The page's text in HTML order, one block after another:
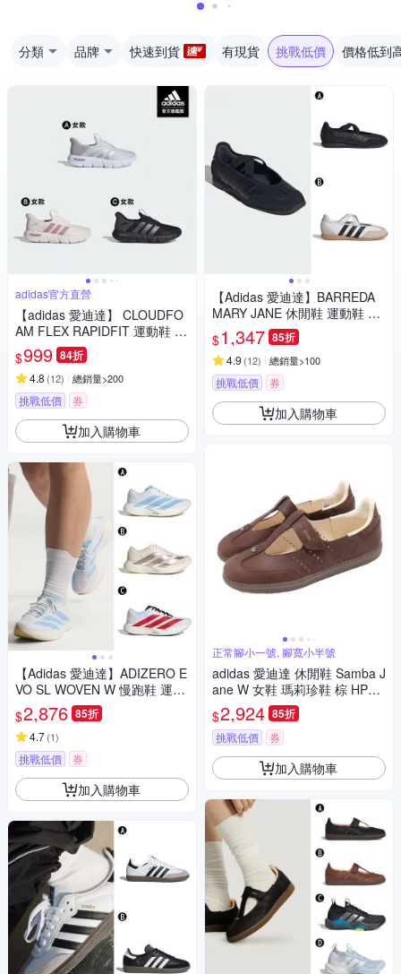
分類 品牌 快速到貨 有現貨 挑戰低價 價格低到
adidas官方直營
【adidas 愛迪達】 CLOUDFO
AM FLEX RAPIDFIT 運動鞋 男
鞋/女鞋 (多款任選)
$999 84折
4.8 (12) 總銷量>200
挑戰低價 券
加入購物車
【Adidas 愛迪達】ADIZERO E
VO SL WOVEN W 慢跑鞋 運動
鞋 男女 A-JQ4526 B-KI6959
精選三款
$2,876 85折
4.7(1)
挑戰低價 券
加入購物車
【Adidas 愛迪達】BARREDA
MARY JANE 休閒鞋 運動鞋 女
A-HP3519 B-JQ2127
$1,347 85折
4.9 (12) 總銷量>100
挑戰低價 券
加入購物車
正常腳小一號, 腳寬小半號
adidas 愛迪達 休閒鞋 Samba J
ane W 女鞋 瑪莉珍鞋 棕 HP71
30
$2,924 85折
挑戰低價 券
加入購物車